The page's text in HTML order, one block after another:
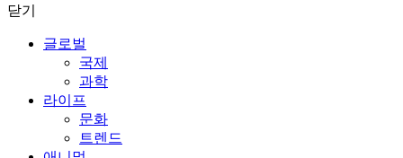
닫기
글로벌
국제
과학
라이프
문화
트렌드